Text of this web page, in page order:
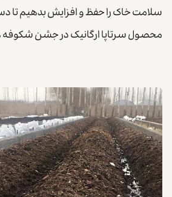
سلامت خاک را حفظ و افزایش بدهیم تا
محصول سرتاپا ارگانیک در جشن شکوفه